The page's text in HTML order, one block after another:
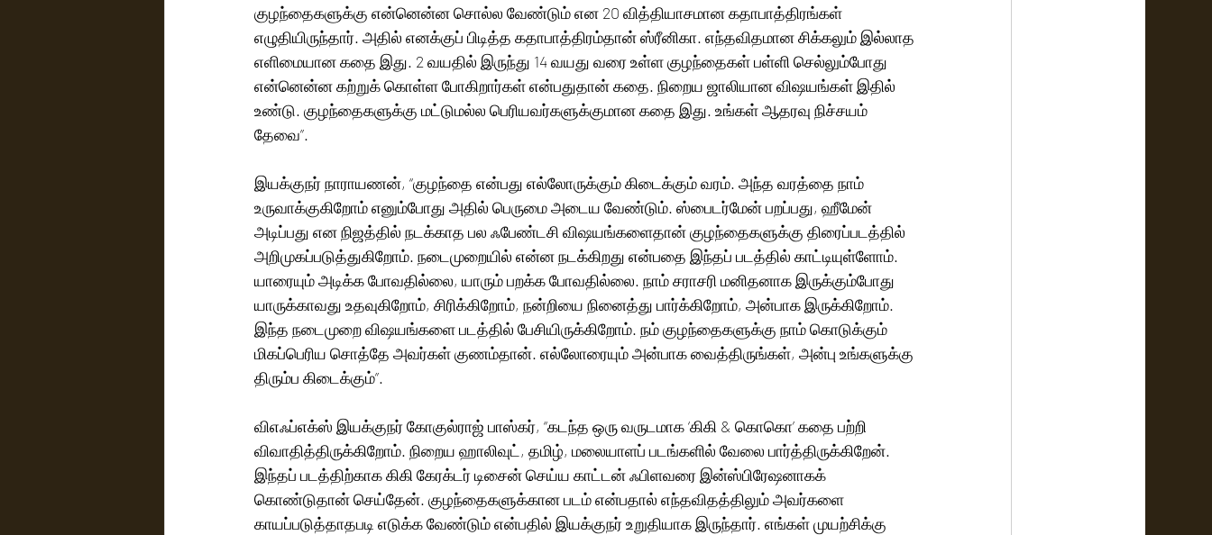
குழந்தைகளுக்கு என்னென்ன சொல்ல வேண்டும் என 20 வித்தியாசமான கதாபாத்திரங்கள்
எழுதியிருந்தார். அதில் எனக்குப் பிடித்த கதாபாத்திரம்தான் ஸ்ரீனிகா. எந்தவிதமான சிக்கலும் இல்லாத
எளிமையான கதை இது. 2 வயதில் இருந்து 14 வயது வரை உள்ள குழந்தைகள் பள்ளி செல்லும்போது
என்னென்ன கற்றுக் கொள்ள போகிறார்கள் என்பதுதான் கதை. நிறைய ஜாலியான விஷயங்கள் இதில்
உண்டு. குழந்தைகளுக்கு மட்டுமல்ல பெரியவர்களுக்குமான கதை இது. உங்கள் ஆதரவு நிச்சயம்
தேவை”.
இயக்குநர் நாராயணன், “குழந்தை என்பது எல்லோருக்கும் கிடைக்கும் வரம். அந்த வரத்தை நாம்
உருவாக்குகிறோம் எனும்போது அதில் பெருமை அடைய வேண்டும். ஸ்பைடர்மேன் பறப்பது, ஹீமேன்
அடிப்பது என நிஜத்தில் நடக்காத பல ஃபேண்டசி விஷயங்களைதான் குழந்தைகளுக்கு திரைப்படத்தில்
அறிமுகப்படுத்துகிறோம். நடைமுறையில் என்ன நடக்கிறது என்பதை இந்தப் படத்தில் காட்டியுள்ளோம்.
யாரையும் அடிக்க போவதில்லை, யாரும் பறக்க போவதில்லை. நாம் சராசரி மனிதனாக இருக்கும்போது
யாருக்காவது உதவுகிறோம், சிரிக்கிறோம், நன்றியை நினைத்து பார்க்கிறோம், அன்பாக இருக்கிறோம்.
இந்த நடைமுறை விஷயங்களை படத்தில் பேசியிருக்கிறோம். நம் குழந்தைகளுக்கு நாம் கொடுக்கும்
மிகப்பெரிய சொத்தே அவர்கள் குணம்தான். எல்லோரையும் அன்பாக வைத்திருங்கள், அன்பு உங்களுக்கு
திரும்ப கிடைக்கும்”.
விஎஃப்எக்ஸ் இயக்குநர் கோகுல்ராஜ் பாஸ்கர், “கடந்த ஒரு வருடமாக ‘கிகி & கொகொ’ கதை பற்றி
விவாதித்திருக்கிறோம். நிறைய ஹாலிவுட், தமிழ், மலையாளப் படங்களில் வேலை பார்த்திருக்கிறேன்.
இந்தப் படத்திற்காக கிகி கேரக்டர் டிசைன் செய்ய காட்டன் ஃபிளவரை இன்ஸ்பிரேஷனாகக்
கொண்டுதான் செய்தேன். குழந்தைகளுக்கான படம் என்பதால் எந்தவிதத்திலும் அவர்களை
காயப்படுத்தாதபடி எடுக்க வேண்டும் என்பதில் இயக்குநர் உறுதியாக இருந்தார். எங்கள் முயற்சிக்கு